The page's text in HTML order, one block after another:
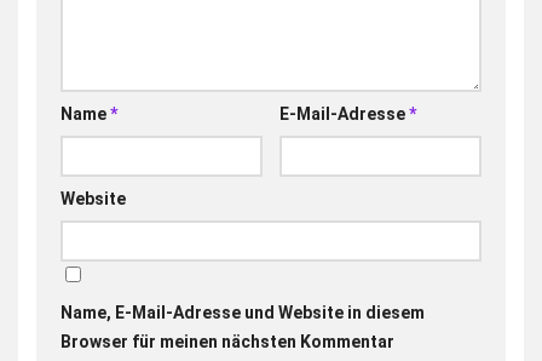
Name* E-Mail-Adresse*
Website
Name, E-Mail-Adresse und Website in diesem
Browser für meinen nächsten Kommentar